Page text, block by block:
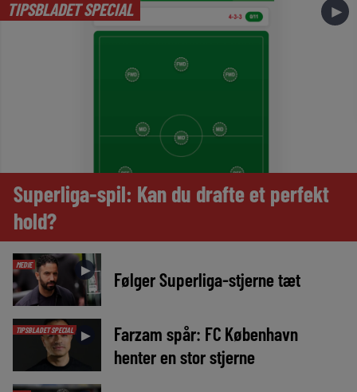
TIPSBLADET SPECIAL ►
Superliga-spil: Kan du drafte et perfekt
hold?
MEDIE ► Følger Superliga-stjerne tæt
TIPSBLADET SPECIAL ►
Farzam spår: FC København
henter en stor stjerne